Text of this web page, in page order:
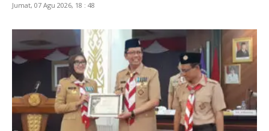
Jumat, 07 Agu 2026, 18 : 48